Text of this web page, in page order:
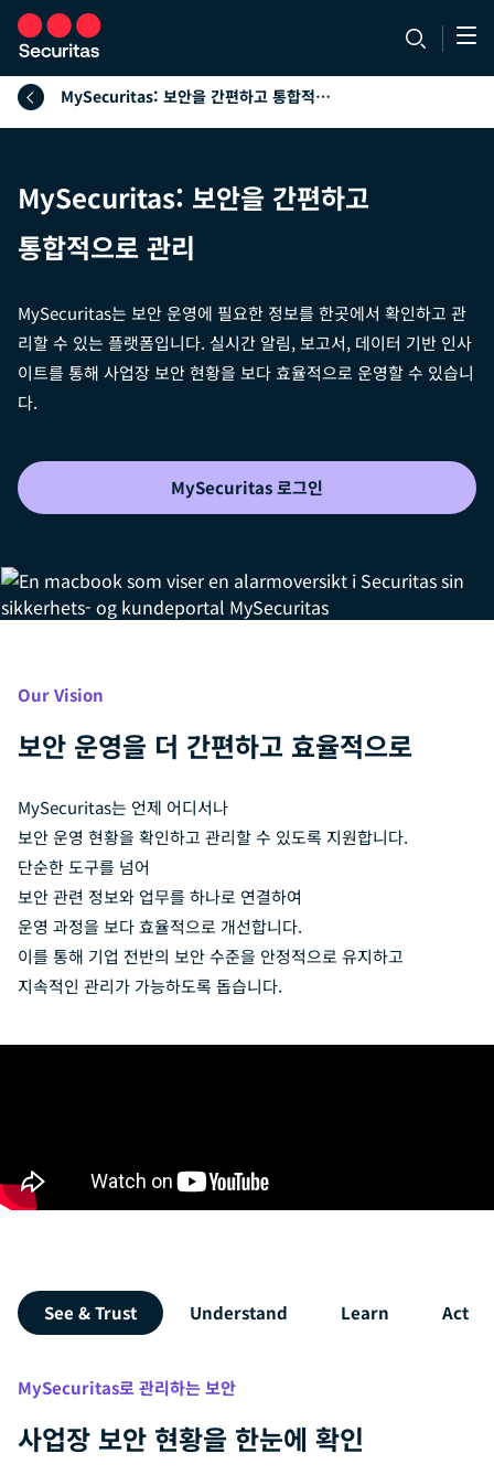
MySecuritas: 보안을 간편하고 통합적으로 관리
MySecuritas: 보안을 간편하고
통합적으로 관리
MySecuritas는 보안 운영에 필요한 정보를 한곳에서 확인하고 관
리할 수 있는 플랫폼입니다. 실시간 알림, 보고서, 데이터 기반 인사
이트를 통해 사업장 보안 현황을 보다 효율적으로 운영할 수 있습니
다.
MySecuritas 로그인
Our Vision
보안 운영을 더 간편하고 효율적으로
MySecuritas는 언제 어디서나
보안 운영 현황을 확인하고 관리할 수 있도록 지원합니다.
단순한 도구를 넘어
보안 관련 정보와 업무를 하나로 연결하여
운영 과정을 보다 효율적으로 개선합니다.
이를 통해 기업 전반의 보안 수준을 안정적으로 유지하고
지속적인 관리가 가능하도록 돕습니다.
See & Trust Understand Learn Act
MySecuritas로 관리하는 보안
사업장 보안 현황을 한눈에 확인